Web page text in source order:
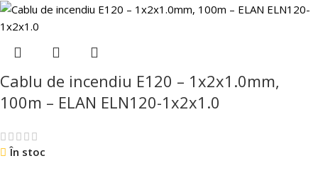
Cablu de incendiu E120 – 1x2x1.0mm,
100m – ELAN ELN120-1x2x1.0
În stoc